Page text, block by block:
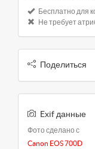
Бесплатно для
Не требует
Поделиться
Exif данные
Фото сделано с
Canon EOS 700D